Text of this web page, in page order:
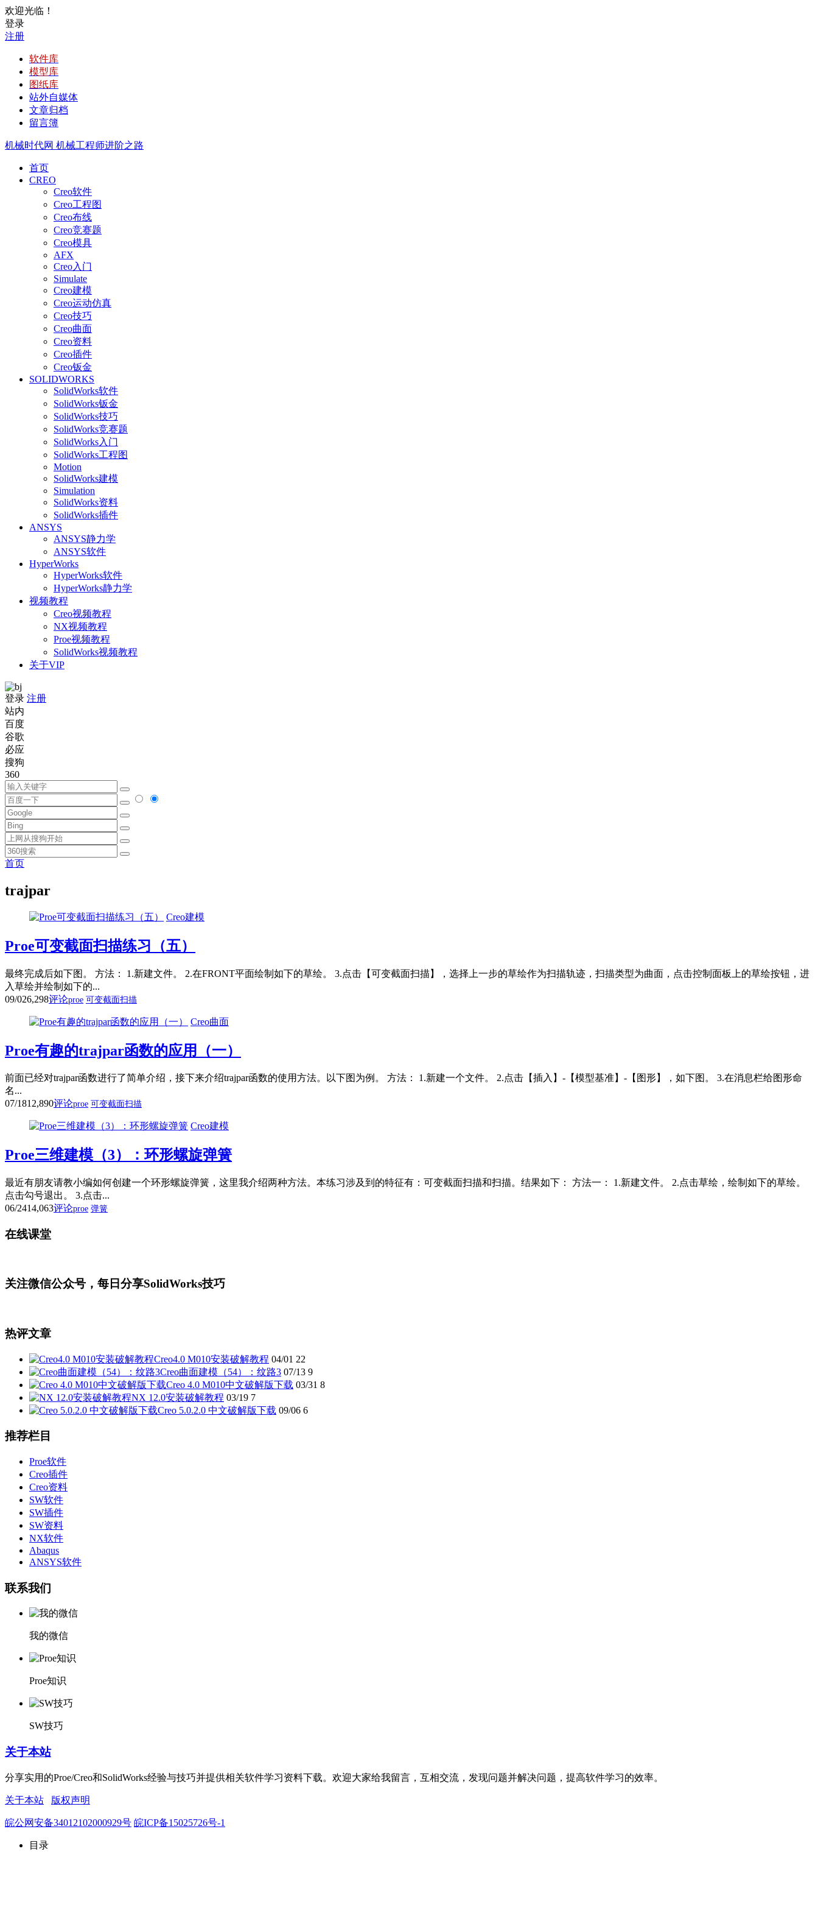
欢迎光临！
登录
注册
软件库
模型库
图纸库
站外自媒体
文章归档
留言簿
机械时代网 机械工程师进阶之路
首页
CREO
Creo软件
Creo工程图
Creo布线
Creo竞赛题
Creo模具
AFX
Creo入门
Simulate
Creo建模
Creo运动仿真
Creo技巧
Creo曲面
Creo资料
Creo插件
Creo钣金
SOLIDWORKS
SolidWorks软件
SolidWorks钣金
SolidWorks技巧
SolidWorks竞赛题
SolidWorks入门
SolidWorks工程图
Motion
SolidWorks建模
Simulation
SolidWorks资料
SolidWorks插件
ANSYS
ANSYS静力学
ANSYS软件
HyperWorks
HyperWorks软件
HyperWorks静力学
视频教程
Creo视频教程
NX视频教程
Proe视频教程
SolidWorks视频教程
关于VIP
登录 注册
站内
百度
谷歌
必应
搜狗
360
首页
trajpar
Creo建模
Proe可变截面扫描练习（五）
最终完成后如下图。 方法： 1.新建文件。 2.在FRONT平面绘制如下的草绘。 3.点击【可变截面扫描】，选择上一步的草绘作为扫描轨迹，扫描类型为曲面，点击控制面板上的草绘按钮，进
入草绘并绘制如下的...
09/026,298评论proe 可变截面扫描
Creo曲面
Proe有趣的trajpar函数的应用（一）
前面已经对trajpar函数进行了简单介绍，接下来介绍trajpar函数的使用方法。以下图为例。 方法： 1.新建一个文件。 2.点击【插入】-【模型基准】-【图形】，如下图。 3.在消息栏给图形命
名...
07/1812,890评论proe 可变截面扫描
Creo建模
Proe三维建模（3）：环形螺旋弹簧
最近有朋友请教小编如何创建一个环形螺旋弹簧，这里我介绍两种方法。本练习涉及到的特征有：可变截面扫描和扫描。结果如下： 方法一： 1.新建文件。 2.点击草绘，绘制如下的草绘。
点击勾号退出。 3.点击...
06/2414,063评论proe 弹簧
在线课堂
关注微信公众号，每日分享SolidWorks技巧
热评文章
Creo4.0 M010安装破解教程 04/01 22
Creo曲面建模（54）：纹路3 07/13 9
Creo 4.0 M010中文破解版下载 03/31 8
NX 12.0安装破解教程 03/19 7
Creo 5.0.2.0 中文破解版下载 09/06 6
推荐栏目
Proe软件
Creo插件
Creo资料
SW软件
SW插件
SW资料
NX软件
Abaqus
ANSYS软件
联系我们
我的微信
Proe知识
SW技巧
关于本站
分享实用的Proe/Creo和SolidWorks经验与技巧并提供相关软件学习资料下载。欢迎大家给我留言，互相交流，发现问题并解决问题，提高软件学习的效率。
关于本站 版权声明
皖公网安备34012102000929号 皖ICP备15025726号-1
目录